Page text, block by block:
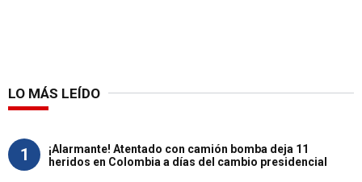
LO MÁS LEÍDO
1
¡Alarmante! Atentado con camión bomba deja 11
heridos en Colombia a días del cambio presidencial